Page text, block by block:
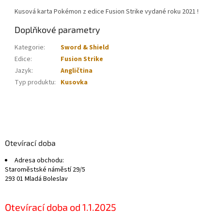
Kusová karta Pokémon z edice Fusion Strike vydané roku 2021 !
Doplňkové parametry
Kategorie:
Sword & Shield
Edice:
Fusion Strike
Jazyk:
Angličtina
Typ produktu: Kusovka
Otevírací doba
Adresa obchodu:
Staroměstské náměstí 29/5
293 01 Mladá Boleslav
Otevírací doba od 1.1.2025